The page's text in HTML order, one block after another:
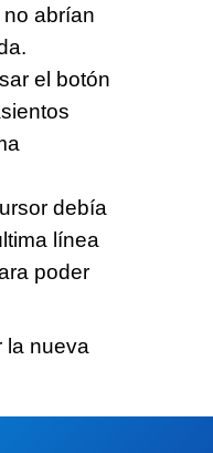
abrían
el botón
debía
línea
poder
la nueva